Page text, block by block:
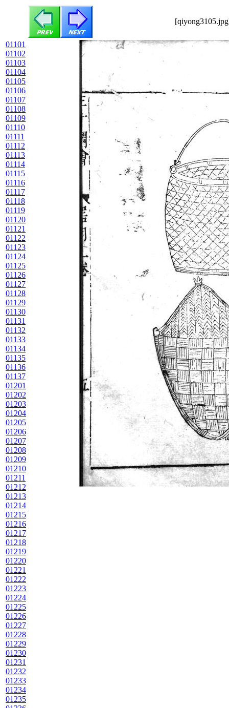
01101
01102
01103
01104
01105
01106
01107
01108
01109
01110
01111
01112
01113
01114
01115
01116
01117
01118
01119
01120
01121
01122
01123
01124
01125
01126
01127
01128
01129
01130
01131
01132
01133
01134
01135
01136
01137
01201
01202
01203
01204
01205
01206
01207
01208
01209
01210
01211
01212
01213
01214
01215
01216
01217
01218
01219
01220
01221
01222
01223
01224
01225
01226
01227
01228
01229
01230
01231
01232
01233
01234
01235